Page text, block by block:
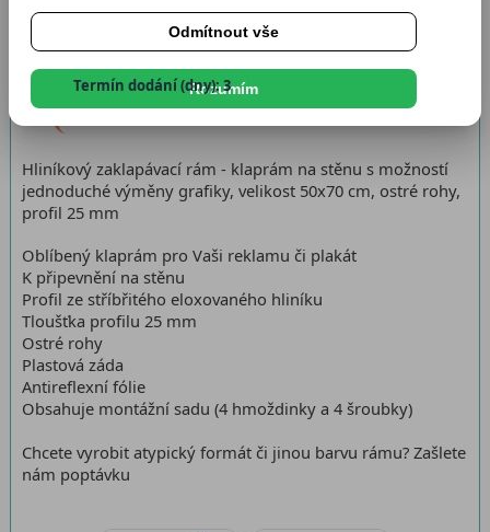
Termín dodání (dny): 3
Dostupnost:Skladem 166 ks
Hliníkový zaklapávací rám - klaprám na stěnu s možností
jednoduché výměny grafiky, velikost 50x70 cm, ostré rohy,
profil 25 mm
Oblíbený klaprám pro Vaši reklamu či plakát
K připevnění na stěnu
Profil ze stříbřitého eloxovaného hliníku
Tloušťka profilu 25 mm
Ostré rohy
Plastová záda
Antireflexní fólie
Obsahuje montážní sadu (4 hmoždinky a 4 šroubky)
Chcete vyrobit atypický formát či jinou barvu rámu? Zašlete
nám poptávku
Odmítnout vše
Rozumím